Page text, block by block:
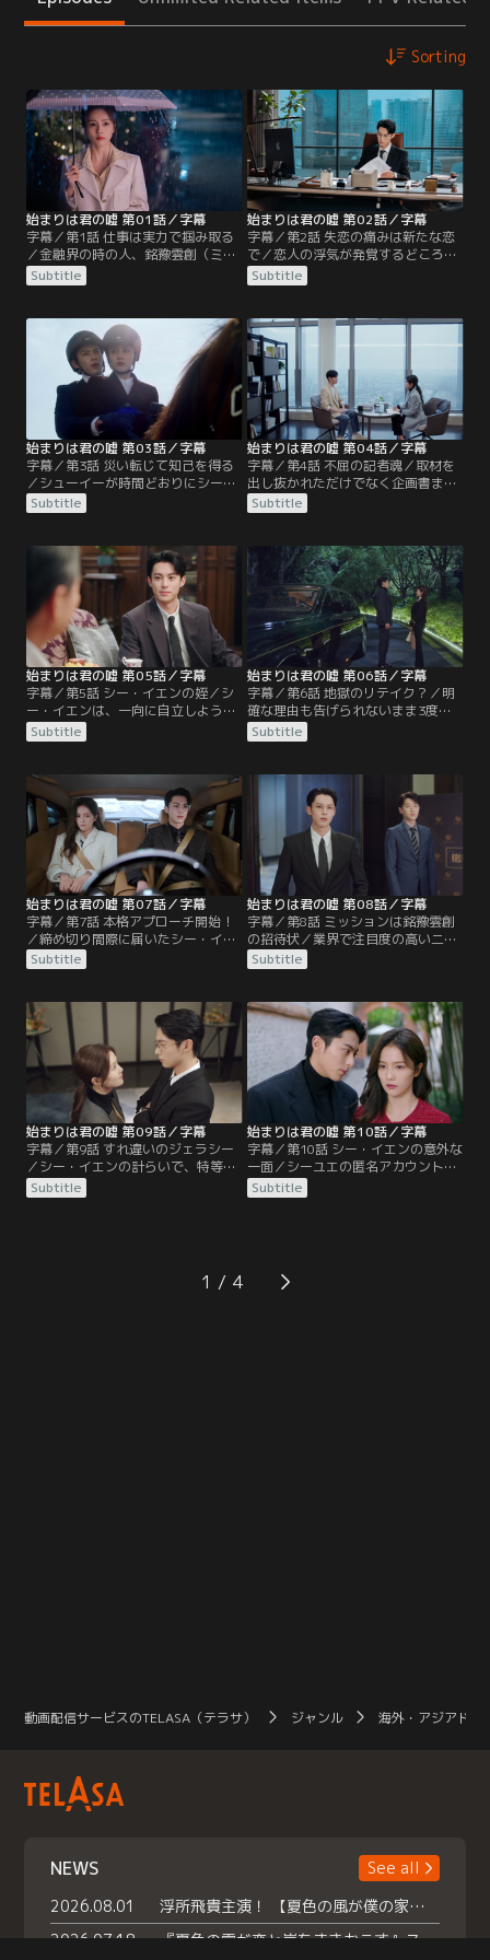
Sorting
始まりは君の嘘 第01話／字幕
字幕／第1話 仕事は実力で掴み取る
／金融界の時の人、銘豫雲創（ミン
ユーユンチュアン）の社長シー・イ
エンに独占取材するため準備を重ね
ン・シューイー。上司の意向で一度
はその役目を同僚に譲るものの、思
いがけず銘豫雲創から逆指名を受け
たシューイーは、恋人の誕生日祝い
を後回しにして取材に挑もうとす
Subtitle
始まりは君の嘘 第02話／字幕
字幕／第2話 失恋の痛みは新たな恋
で／恋人の浮気が発覚するどころ
か、一方的に別れを告げられたシュ
ーイー。後日、元カレが浮気相手の
と話している姿を見かけ、その叔父
が社長のシー・イエンらしいと推
測。そこでシューイーはシー・イエ
ンと恋人関係になることで、二人に
仕返ししようと決意する。
Subtitle
始まりは君の嘘 第03話／字幕
字幕／第3話 災い転じて知己を得る
／シューイーが時間どおりにシー・
イエンの元を訪ねると、同僚のシュ
ー・ユーリンがすでに取材を終えた
の車内取材をシューイーに許したシ
ー・イエンは、彼女の洞察力や知見
に関心し舌が滑らかになる。やがて
到着したのは、経済界の大物グア
ン・シアンチョンが待つ馬場だっ
た。
Subtitle
始まりは君の嘘 第04話／字幕
字幕／第4話 不屈の記者魂／取材を
出し抜かれただけでなく企画書まで
盗まれていたことを知り、同じ質問
を重ねてしまったと恥じるシューイ
子版実現のため、車に落としてきた
ピアスを口実に追加取材をしようと
奮闘。シューイーは押しの一手でシ
ー・イエンの自宅を訪ねるも、姪が
在宅と聞き慌ててしまう。
Subtitle
始まりは君の嘘 第05話／字幕
字幕／第5話 シー・イエンの姪／シ
ー・イエンは、一向に自立しようと
しない留学帰りの姪チン・シーユエ
を財経界の編集部へ研修に行かせ
役のシューイーにブランド品を渡し
て手心を加えてもらおうとするが、
固辞されるどころか無視されたと思
い込みシー・イエンに泣きつく。
Subtitle
始まりは君の嘘 第06話／字幕
字幕／第6話 地獄のリテイク？／明
確な理由も告げられないまま3度も
原稿をリテイクされたシューイー
は、思い切ってシー・イエンの自宅
ら明かされた指摘を真摯に受け止
め、修正稿を重ねるシューイー。し
かしシー・イエンは、自分への好意
を隠さないシューイーの真意を測り
かねていた。
Subtitle
始まりは君の嘘 第07話／字幕
字幕／第7話 本格アプローチ開始！
／締め切り間際に届いたシー・イエ
ンからの承認メールで、シューイー
の記事が一面に決まる。仕事が絶好
イエンの対応にもめげずアプローチ
を開始。依然としてそっけなく振る
舞うシー・イエンだが、実は他の男
性の話をするシューイーに心中穏や
かではなかった。
Subtitle
始まりは君の嘘 第08話／字幕
字幕／第8話 ミッションは銘豫雲創
の招待状／業界で注目度の高い二大
企業の年度末発表会。関氏（グアン
シー）キャピタルには出席できたも
かないため、シューイーは方々に手
を尽くす。一方、関氏キャピタル発
表会の文字起こしを頼まれたシーユ
エは、一人の男性の声に好感を持
つ。
Subtitle
始まりは君の嘘 第09話／字幕
字幕／第9話 すれ違いのジェラシー
／シー・イエンの計らいで、特等席
に座れたシューイーたち。しかし、
シューイーが男性と連絡先を交換し
けることが気に入らない。一方シー
ユエは、壇上で話すユー・ヨウが気
Subtitle
始まりは君の嘘 第10話／字幕
字幕／第10話 シー・イエンの意外な
一面／シーユエの匿名アカウントを
シー・イエンと思い込み、好きな歌
手のコンサートに誘うシューイー。
たシューイーは足をくじいたと大袈
裟に主張。シー・イエンは、そんな
Subtitle
1
動画配信サービスのTELASA（テラサ） ジャンル 海外・アジアドラ
NEWS
See all
2026.08.01
浮所飛貴主演！ 【夏色の風が僕の家にやってきた】 本日よりテラサで独占配信スタート！
2026.07.18
『夏色の雲が恋と嵐をまきおこす』スペシャルメイキング 【Part1】2026年７月18日（土）23時30分～配信スタート！話題のシーンの裏側を大公開！豪華キャスト大集合！ 『武宮家 真夏の家族会議』開催！